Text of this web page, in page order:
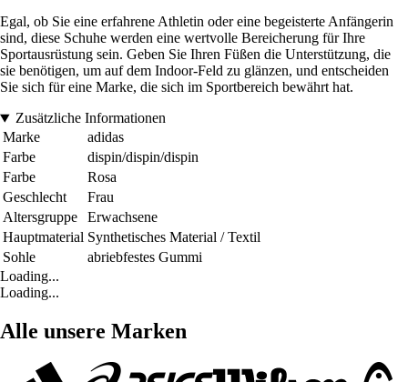
Egal, ob Sie eine erfahrene Athletin oder eine begeisterte Anfängerin
sind, diese Schuhe werden eine wertvolle Bereicherung für Ihre
Sportausrüstung sein. Geben Sie Ihren Füßen die Unterstützung, die
sie benötigen, um auf dem Indoor-Feld zu glänzen, und entscheiden
Sie sich für eine Marke, die sich im Sportbereich bewährt hat.
Zusätzliche Informationen
Marke
adidas
Farbe
dispin/dispin/dispin
Farbe
Rosa
Geschlecht
Frau
Altersgruppe
Erwachsene
Hauptmaterial Synthetisches Material / Textil
Sohle
abriebfestes Gummi
Loading...
Loading...
Alle unsere Marken